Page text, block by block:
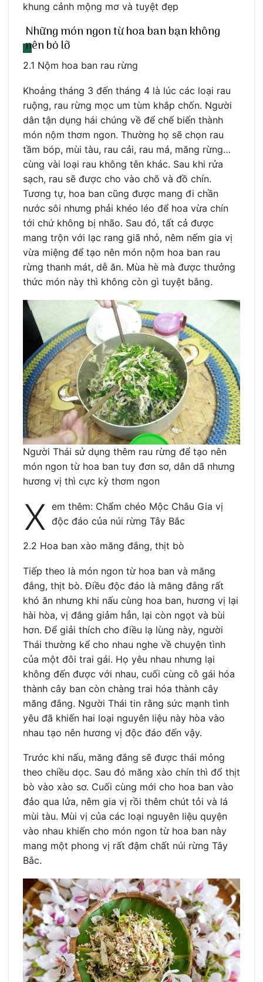
khung cảnh mộng mơ và tuyệt đẹp
Những món ngon từ hoa ban bạn không
nên bỏ lỡ
2.1 Nộm hoa ban rau rừng
Khoảng tháng 3 đến tháng 4 là lúc các loại rau
ruộng, rau rừng mọc um tùm khắp chốn. Người
dân tận dụng hái chúng về để chế biến thành
món nộm thơm ngon. Thường họ sẽ chọn rau
tầm bóp, mùi tàu, rau cải, rau má, măng rừng…
cùng vài loại rau không tên khác. Sau khi rửa
sạch, rau sẽ được cho vào chõ và đồ chín.
Tương tự, hoa ban cũng được mang đi chần
nước sôi nhưng phải khéo léo để hoa vừa chín
tới chứ không bị nhão. Sau đó, tất cả được
mang trộn với lạc rang giã nhỏ, nêm nếm gia vị
vừa miệng để tạo nên món nộm hoa ban rau
rừng thanh mát, dễ ăn. Mùa hè mà được thưởng
thức món này thì không còn gì tuyệt bằng.
Người Thái sử dụng thêm rau rừng để tạo nên
món ngon từ hoa ban tuy đơn sơ, dân dã nhưng
hương vị thì cực kỳ thơm ngon
X em thêm: Chẩm chéo Mộc Châu Gia vị
độc đáo của núi rừng Tây Bắc
2.2 Hoa ban xào măng đắng, thịt bò
Tiếp theo là món ngon từ hoa ban và măng
đắng, thịt bò. Điều độc đáo là măng đắng rất
khó ăn nhưng khi nấu cùng hoa ban, hương vị lại
hài hòa, vị đắng giảm hẳn, lại còn ngọt và bùi
hơn. Để giải thích cho điều lạ lùng này, người
Thái thường kể cho nhau nghe về chuyện tình
của một đôi trai gái. Họ yêu nhau nhưng lại
không đến được với nhau, cuối cùng cô gái hóa
thành cây ban còn chàng trai hóa thành cây
măng đắng. Người Thái tin rằng sức mạnh tình
yêu đã khiến hai loại nguyên liệu này hòa vào
nhau tạo nên hương vị độc đáo đến vậy.
Trước khi nấu, măng đắng sẽ được thái mỏng
theo chiều dọc. Sau đó măng xào chín thì đổ thịt
bò vào xào sơ. Cuối cùng mới cho hoa ban vào
đảo qua lửa, nêm gia vị rồi thêm chút tỏi và lá
mùi tàu. Mùi vị của các loại nguyên liệu quyện
vào nhau khiến cho món ngon từ hoa ban này
mang một phong vị rất đậm chất núi rừng Tây
Bắc.